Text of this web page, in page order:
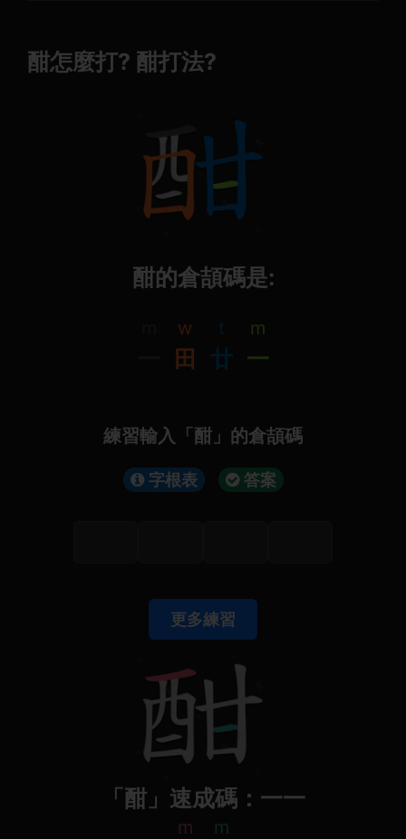
酣怎麼打? 酣打法?
酣的倉頡碼是:
w
田
t
廿
m
一
練習輸入「酣」的倉頡碼
字根表 答案
更多練習
「酣」速成碼：一一
m m